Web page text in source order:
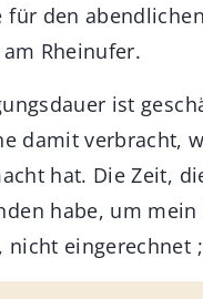
für den abendlichen
Rheinufer.
ist
damit verbracht,
hat. Die Zeit,
habe, um mein
nicht eingerechnet